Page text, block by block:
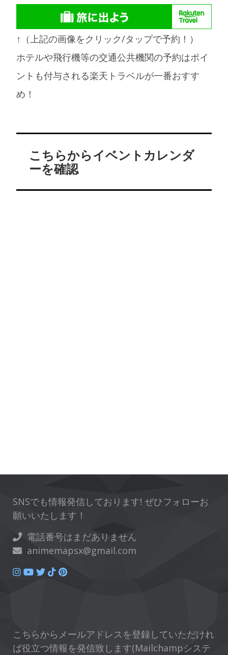
↑（上記の画像をクリック/タップで予約！）
ホテルや飛行機等の交通公共機関の予約はポイ
ントも付与される楽天トラベルが一番おすす
め！
こちらからイベントカレンダ
ーを確認
SNSでも情報発信しております! ぜひフォローお
願いいたします！
電話番号はまだありません
animemapsx@gmail.com
こちらからメールアドレスを登録していただけれ
ば役立つ情報を発信致します(Mailchampシステ